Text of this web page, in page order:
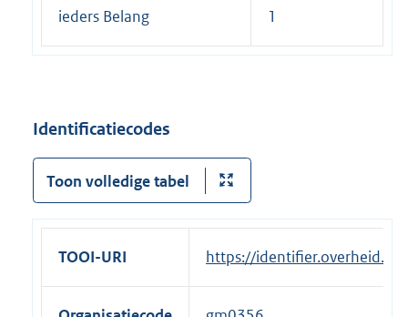
ieders Belang 1
Identificatiecodes
Toon volledige tabel
TOOI-URI https://